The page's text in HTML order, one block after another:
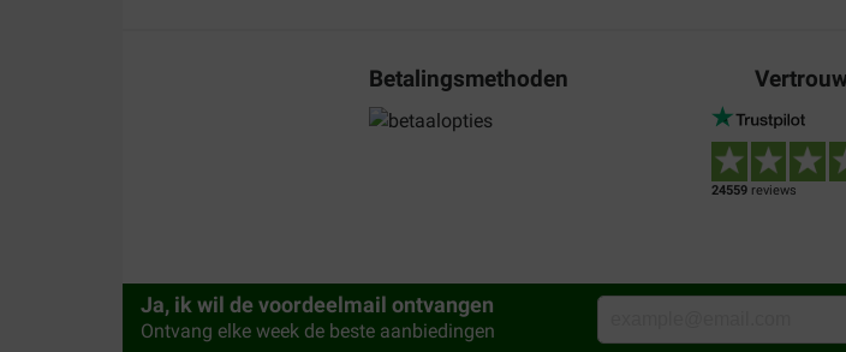
De Classic Kong hondenspeeltjes zijn gemaakt van stevig rubber, waardoor ze
De unieke vorm en structuur van Kong speeltjes zorgen voor langdurige bezigheid
Kauwen op een Kong kan helpen bij het reinigen van het gebit en het verminderen
Het kauwen op een Kong kan stress verminderen en uw hond kalmeren.
Betalingsmethoden
24559 reviews
Ja, ik wil de voordeelmail ontvangen
Ontvang elke week de beste aanbiedingen